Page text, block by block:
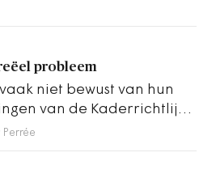
probleem
niet bewust van hun
van de Kaderrichtlijn
Perrée